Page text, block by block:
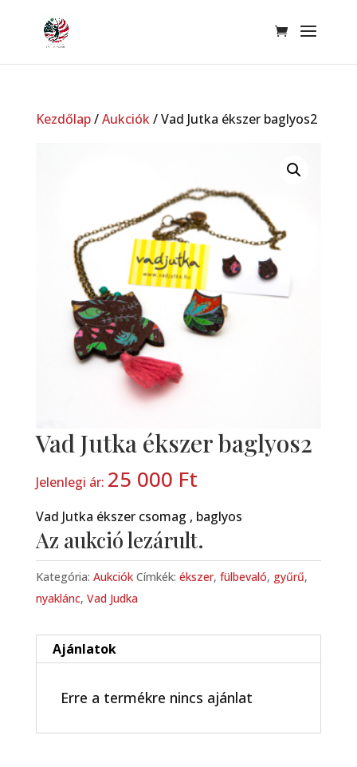
Kezdőlap/Aukciók/ Vad Jutka ékszer baglyos2
Vad Jutka ékszer baglyos2
Jelenlegi ár: 25 000 Ft
Vad Jutka ékszer csomag , baglyos
Az aukció lezárult.
Kategória: Aukciók Címkék: ékszer, fülbevaló, gyűrű,
nyaklánc, Vad Judka
Ajánlatok
Erre a termékre nincs ajánlat